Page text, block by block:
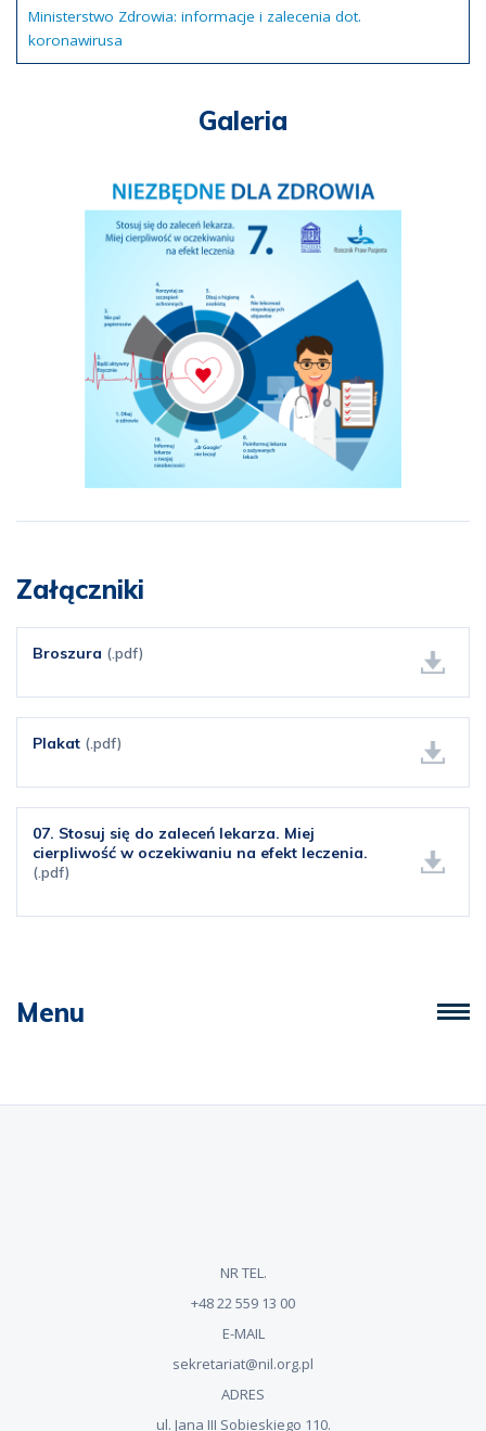
Menu
Ministerstwo Zdrowia: informacje i zalecenia dot.
koronawirusa
Galeria
Załączniki
Broszura (.pdf)
Plakat(.pdf)
07. Stosuj się do zaleceń lekarza. Miej
cierpliwość w oczekiwaniu na efekt leczenia.
(.pdf)
NR TEL.
+48 22 559 13 00
E-MAIL
sekretariat@nil.org.pl
ADRES
ul. Jana III Sobieskiego 110.